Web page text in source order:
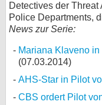
Detectives der
Police Departments,
News zur Serie:
Mariana Klaveno
(07.03.2014)
AHS-Star in Pilot
CBS ordert Pilot